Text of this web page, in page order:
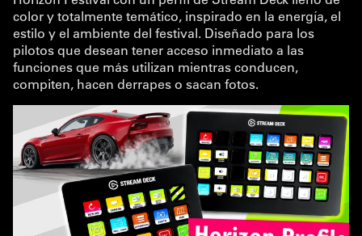
color y totalmente temático, inspirado en la energía, el
estilo y el ambiente del festival. Diseñado para los
pilotos que desean tener acceso inmediato a las
funciones que más utilizan mientras conducen,
compiten, hacen derrapes o sacan fotos.